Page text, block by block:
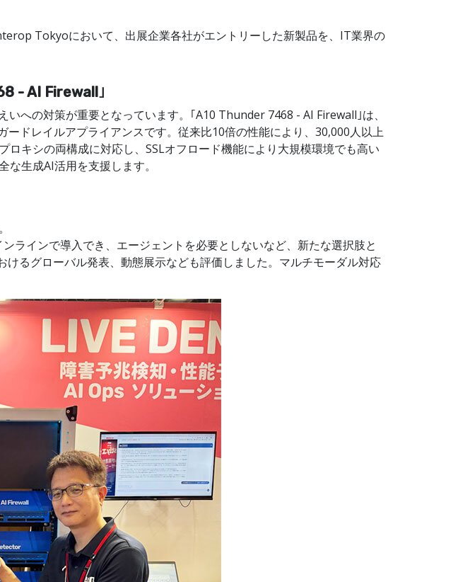
Tokyoにおいて、出展企業各社がエントリーした新製品を、IT業界の
- AI Firewall｣
への対策が重要となっています。｢A10 Thunder 7468 - AI Firewall｣は、
ドレイルアプライアンスです。従来比10倍の性能により、30,000人以上
キシの両構成に対応し、SSLオフロード機能により大規模環境でも高い
生成AI活用を支援します。
ラインで導入でき、エージェントを必要としないなど、新たな選択肢と
るグローバル発表、動態展示なども評価しました。マルチモーダル対応